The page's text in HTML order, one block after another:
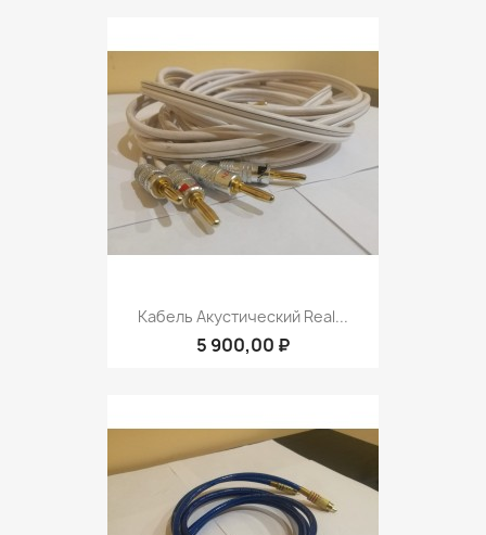
Кабель Акустический Real...
5 900,00 ₽